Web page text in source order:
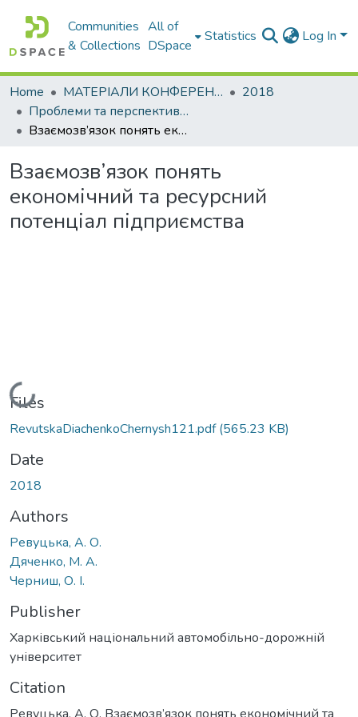
Communities
& Collections
All of
DSpace
Statistics Log In
Home МАТЕРІАЛИ КОНФЕРЕНЦІЙ
2018
Проблеми та перспективи розвитку підприємництва
Взаємозв’язок понять економічний та ресурсний потенціал підприємства
Взаємозв’язок понять
економічний та ресурсний
потенціал підприємства
Loading...
Files
RevutskaDiachenkoChernysh121.pdf(565.23 KB)
Date
2018
Authors
Ревуцька, А. О.
Дяченко, М. А.
Черниш, О. І.
Publisher
Харківський національний автомобільно-дорожній
університет
Citation